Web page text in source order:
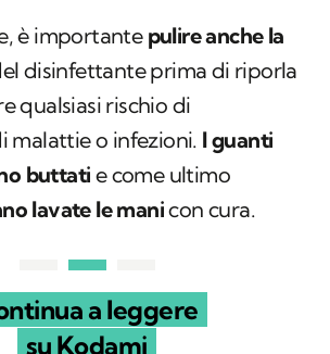
è importantepulire anche la
disinfettante prima di riporla
qualsiasi rischio di
malattie o infezioni. I guanti
buttati e come ultimo
lavate le manicon cura.
a leggere
su Kodami